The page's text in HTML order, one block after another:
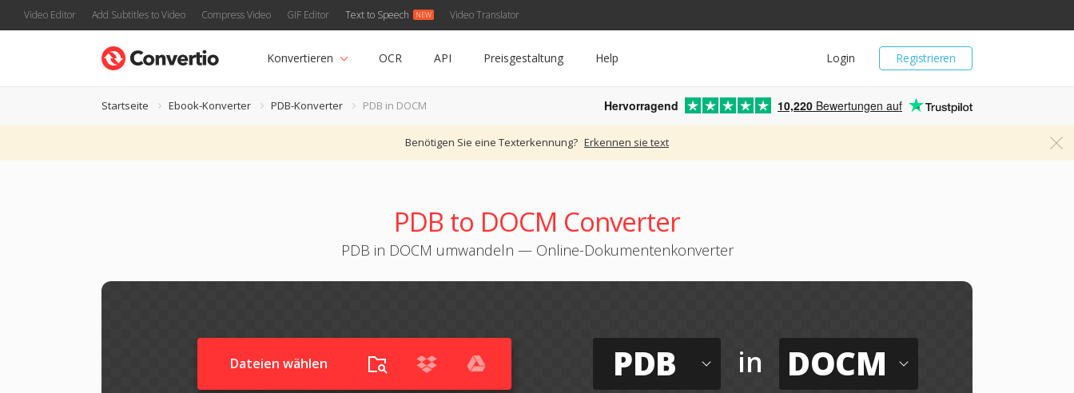
Video Editor Add Subtitles to Video Compress Video GIF Editor Text to Speech Video Translator
Registrieren
Login
Konvertieren OCR API Preisgestaltung Help
Startseite Ebook-Konverter PDB-Konverter PDB in DOCM Hervorragend 10,220 Bewertungen auf
Benötigen Sie eine Texterkennung? Erkennen sie text
PDB to DOCM Converter
PDB in DOCM umwandeln — Online-Dokumentenkonverter
Dateien wählen PDB in DOCM